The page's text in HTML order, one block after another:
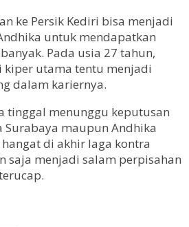
ke Persik Kediri bisa menjadi
untuk mendapatkan
Pada usia 27 tahun,
kiper utama tentu menjadi
dalam kariernya.
tinggal menunggu keputusan
Surabaya maupun Andhika
di akhir laga kontra
saja menjadi salam perpisahan